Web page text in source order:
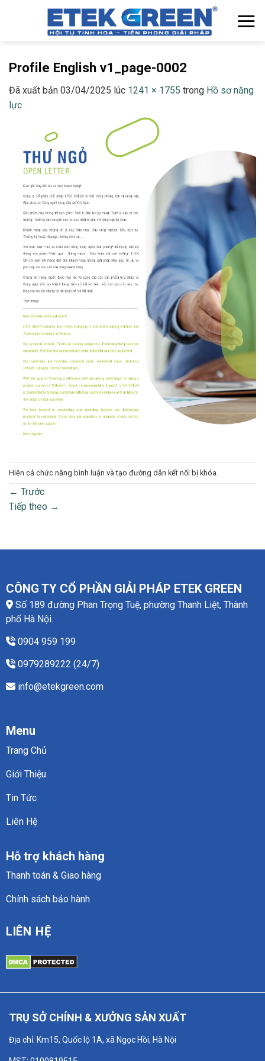
Profile English v1_page-0002
Đã xuất bản 03/04/2025 lúc 1241 × 1755 trong Hồ sơ năng
lực
Hiện cả chức năng bình luận và tạo đường dẫn kết nối bị khóa.
← Trước
Tiếp theo →
CÔNG TY CỔ PHẦN GIẢI PHÁP ETEK GREEN
Số 189 đường Phan Trọng Tuệ, phường Thanh Liệt, Thành
phố Hà Nội.
0904 959 199
0979289222 (24/7)
info@etekgreen.com
Menu
Trang Chủ
Giới Thiệu
Tin Tức
Liên Hệ
Hỗ trợ khách hàng
Thanh toán & Giao hàng
Chính sách bảo hành
LIÊN HỆ
TRỤ SỞ CHÍNH & XƯỞNG SẢN XUẤT
Địa chỉ: Km15, Quốc lộ 1A, xã Ngọc Hồi, Hà Nội